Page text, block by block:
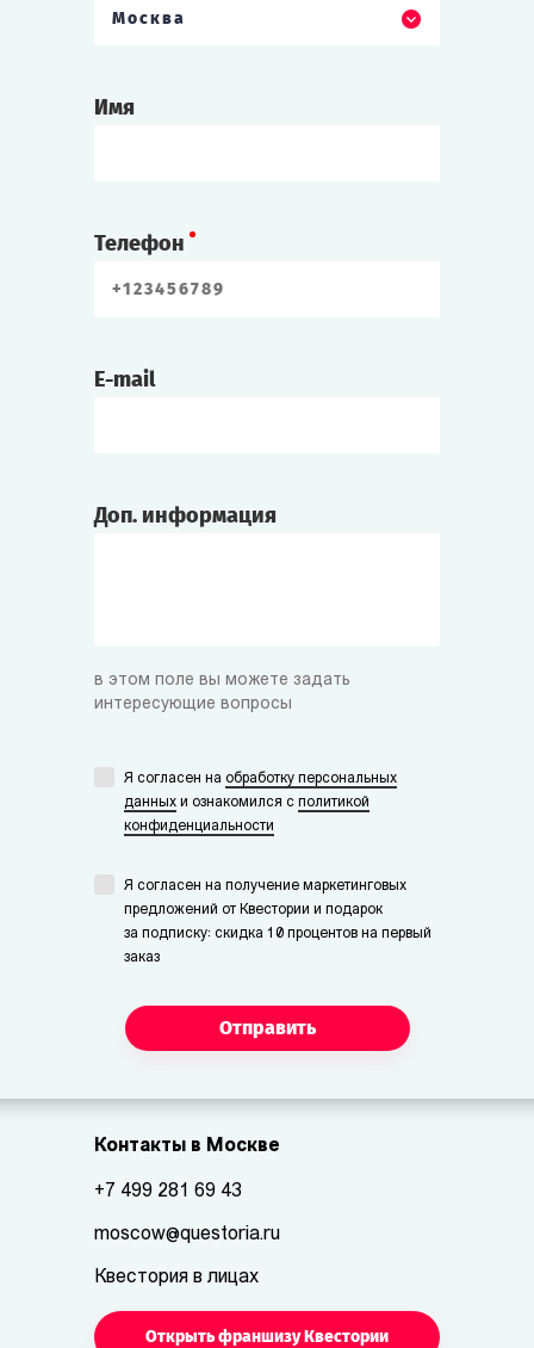
Москва
Имя
Телефон
E-mail
Доп. информация
в этом поле вы можете задать
интересующие вопросы
Я согласен на обработку персональных
данных и ознакомился с политикой
конфиденциальности
Я согласен на получение маркетинговых
предложений от Квестории и подарок
за подписку: скидка 10 процентов на первый
заказ
Отправить
Контакты в Москве
+7 499 281 69 43
moscow@questoria.ru
Квестория в лицах
Открыть франшизу Квестории